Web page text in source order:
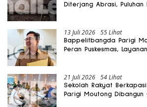
Diterjang Abrasi, Puluhan
13 Juli 2026 55 Lihat
Bappelitbangda Parigi
Peran Puskesmas,
21 Juli 2026 54 Lihat
Sekolah Rakyat
Parigi Moutong Dibangun